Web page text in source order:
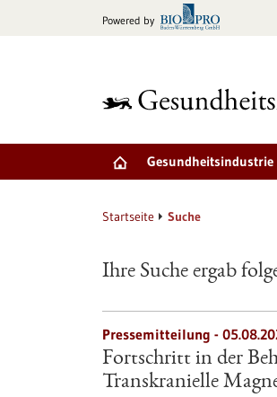
Powered by
Gesundheitsindustrie
Startseite Suche
Ihre Suche ergab
Pressemitteilung -
Fortschritt in der
Transkranielle